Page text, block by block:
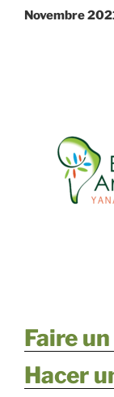
suivant
Novembre
Faire
Hacer